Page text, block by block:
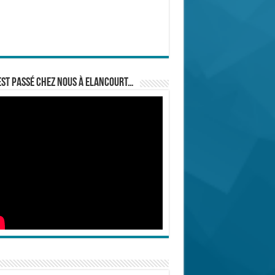
passé chez nous à Elancourt…